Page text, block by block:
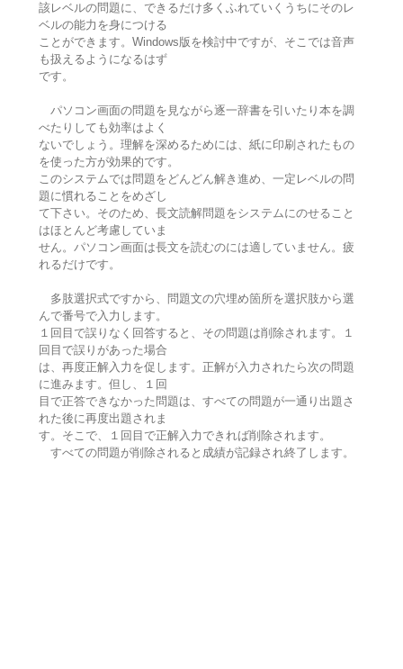
該レベルの問題に、できるだけ多くふれていくうちにそのレ
ベルの能力を身につける
ことができます。Windows版を検討中ですが、そこでは音声
も扱えるようになるはず
です。
パソコン画面の問題を見ながら逐一辞書を引いたり本を調
べたりしても効率はよく
ないでしょう。理解を深めるためには、紙に印刷されたもの
を使った方が効果的です。
このシステムでは問題をどんどん解き進め、一定レベルの問
題に慣れることをめざし
て下さい。そのため、長文読解問題をシステムにのせること
はほとんど考慮していま
せん。パソコン画面は長文を読むのには適していません。疲
れるだけです。
多肢選択式ですから、問題文の穴埋め箇所を選択肢から選
んで番号で入力します。
１回目で誤りなく回答すると、その問題は削除されます。１
回目で誤りがあった場合
は、再度正解入力を促します。正解が入力されたら次の問題
に進みます。但し、１回
目で正答できなかった問題は、すべての問題が一通り出題さ
れた後に再度出題されま
す。そこで、１回目で正解入力できれば削除されます。
すべての問題が削除されると成績が記録され終了します。